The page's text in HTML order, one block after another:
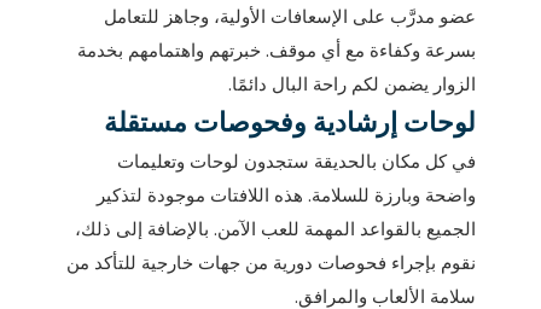
عضو مدرَّب على الإسعافات الأولية، وجاهز للتعامل
بسرعة وكفاءة مع أي موقف. خبرتهم واهتمامهم بخدمة
الزوار يضمن لكم راحة البال دائمًا.
لوحات إرشادية وفحوصات مستقلة
في كل مكان بالحديقة ستجدون لوحات وتعليمات
واضحة وبارزة للسلامة. هذه اللافتات موجودة لتذكير
الجميع بالقواعد المهمة للعب الآمن. بالإضافة إلى ذلك،
نقوم بإجراء فحوصات دورية من جهات خارجية للتأكد من
سلامة الألعاب والمرافق.